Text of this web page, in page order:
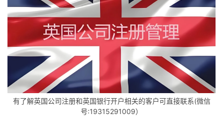
有了解英国公司注册和英国银行开户相关的客户可直接联系(微信
号:19315291009）